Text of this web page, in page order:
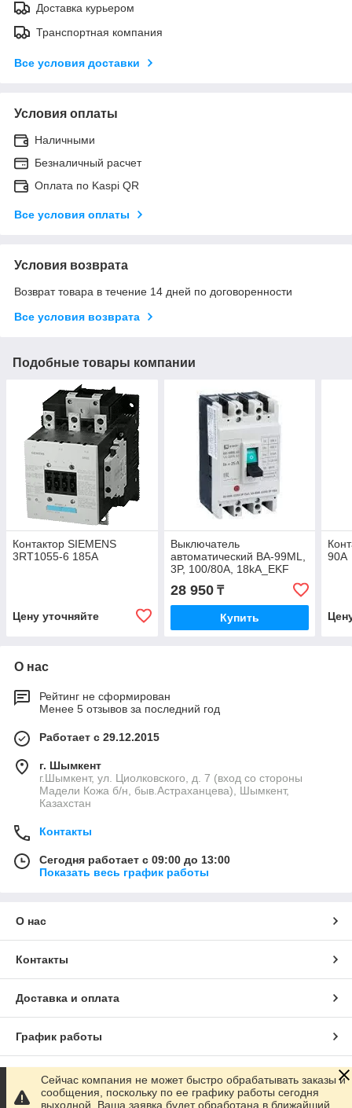
Доставка курьером
Транспортная компания
Все условия доставки
Условия оплаты
Наличными
Безналичный расчет
Оплата по Kaspi QR
Все условия оплаты
Условия возврата
Возврат товара в течение 14 дней по договоренности
Все условия возврата
Подобные товары компании
Контактор SIEMENS
3RT1055-6 185А
Цену уточняйте
Выключатель
автоматический ВА-99МL,
3P, 100/80A, 18kA_EKF
28 950₸
Купить
90A
О нас
Рейтинг не сформирован
Менее 5 отзывов за последний год
Работает с 29.12.2015
г. Шымкент
г.Шымкент, ул. Циолковского, д. 7 (вход со стороны
Мадели Кожа б/н, быв.Астраханцева), Шымкент,
Казахстан
Контакты
Сегодня работает с 09:00 до 13:00
Показать весь график работы
О нас
Контакты
Доставка и оплата
График работы
Полная версия сайта
Сейчас компания не может быстро обрабатывать заказы и
сообщения, поскольку по ее графику работы сегодня
выходной. Ваша заявка будет обработана в ближайший